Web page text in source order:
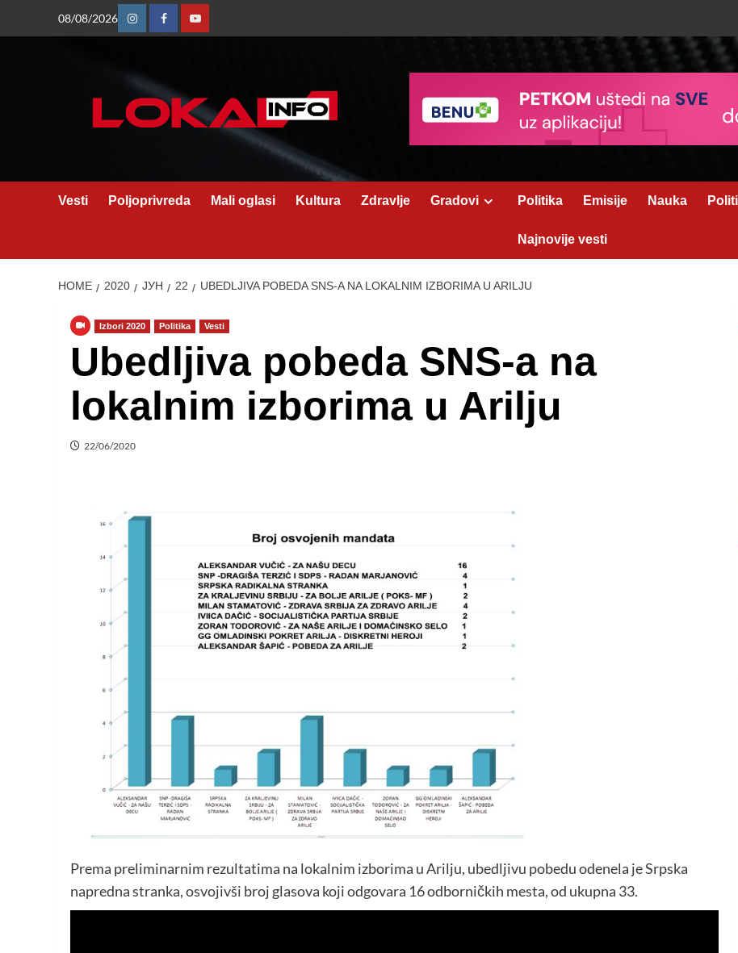
08/08/2026
InstagramFacebookYoutube
Vesti Poljoprivreda Mali oglasi Kultura Zdravlje Gradovi Politika Emisije Nauka
Najnovije vesti
HOME 2020 ЈУН 22 UBEDLJIVA POBEDA SNS-A NA LOKALNIM IZBORIMA U ARILJU
Izbori 2020 Politika Vesti
Ubedljiva pobeda SNS-a na
lokalnim izborima u Arilju
22/06/2020
Prema preliminarnim rezultatima na lokalnim izborima u Arilju, ubedljivu pobedu odenela je Srpska
napredna stranka, osvojivši broj glasova koji odgovara 16 odborničkih mesta, od ukupna 33.